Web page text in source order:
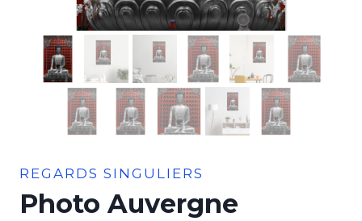
REGARDS SINGULIERS
Photo Auvergne